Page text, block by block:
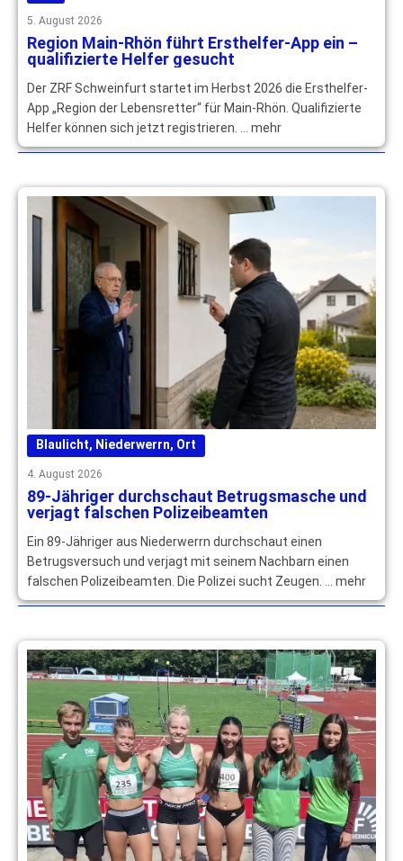
5. August 2026
Region Main-Rhön führt Ersthelfer-App ein –
qualifizierte Helfer gesucht
Der ZRF Schweinfurt startet im Herbst 2026 die Ersthelfer-
App „Region der Lebensretter“ für Main-Rhön. Qualifizierte
Helfer können sich jetzt registrieren. … mehr
Blaulicht, Niederwerrn, Ort
4. August 2026
89-Jähriger durchschaut Betrugsmasche und
verjagt falschen Polizeibeamten
Ein 89-Jähriger aus Niederwerrn durchschaut einen
Betrugsversuch und verjagt mit seinem Nachbarn einen
falschen Polizeibeamten. Die Polizei sucht Zeugen. … mehr